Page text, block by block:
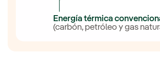
Energía térmica
(carbón, petróleo y gas